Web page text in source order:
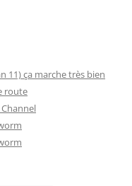
11) ça marche très bien
route
Channel